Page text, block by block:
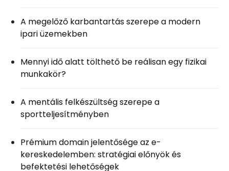
A megelőző karbantartás szerepe a modern
ipari üzemekben
Mennyi idő alatt tölthető be reálisan egy fizikai
munkakör?
A mentális felkészültség szerepe a
sportteljesítményben
Prémium domain jelentősége az e-
kereskedelemben: stratégiai előnyök és
befektetési lehetőségek